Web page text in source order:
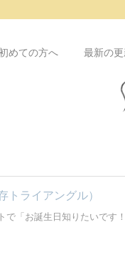
めての方へ 最新の
トライアングル）
で「お誕生日知りたいです